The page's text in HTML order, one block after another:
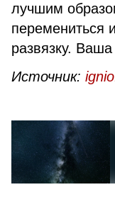
лучшим
перемениться
развязку.
Источник: